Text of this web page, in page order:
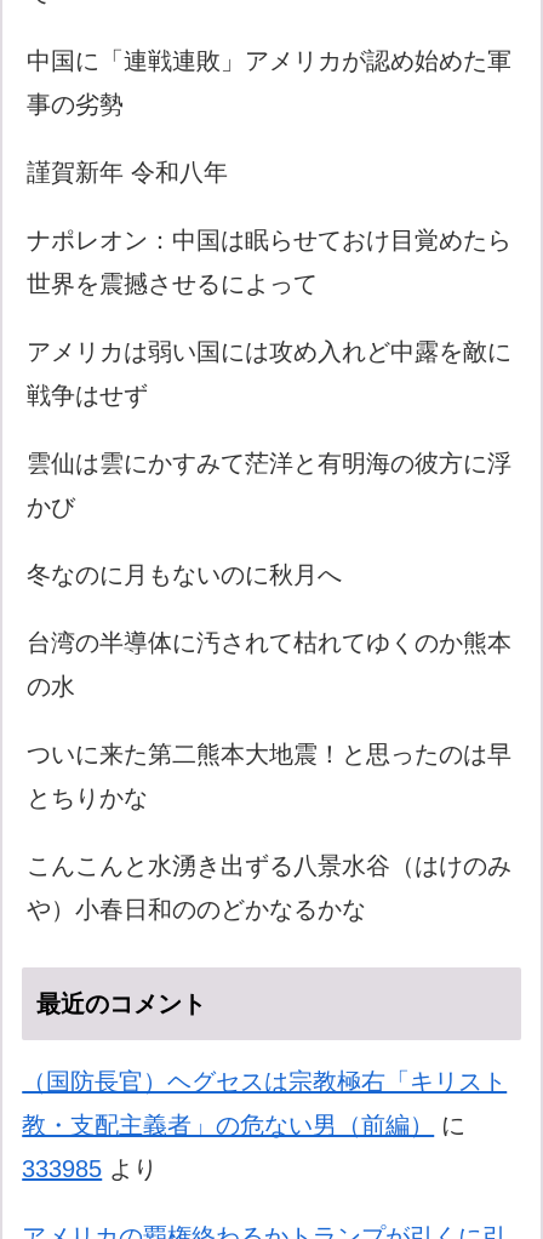
中国に「連戦連敗」アメリカが認め始めた軍
事の劣勢
謹賀新年 令和八年
ナポレオン：中国は眠らせておけ目覚めたら
世界を震撼させるによって
アメリカは弱い国には攻め入れど中露を敵に
戦争はせず
雲仙は雲にかすみて茫洋と有明海の彼方に浮
かび
冬なのに月もないのに秋月へ
台湾の半導体に汚されて枯れてゆくのか熊本
の水
ついに来た第二熊本大地震！と思ったのは早
とちりかな
こんこんと水湧き出ずる八景水谷（はけのみ
や）小春日和ののどかなるかな
最近のコメント
（国防長官）ヘグセスは宗教極右「キリスト
教・支配主義者」の危ない男（前編）
に
333985 より